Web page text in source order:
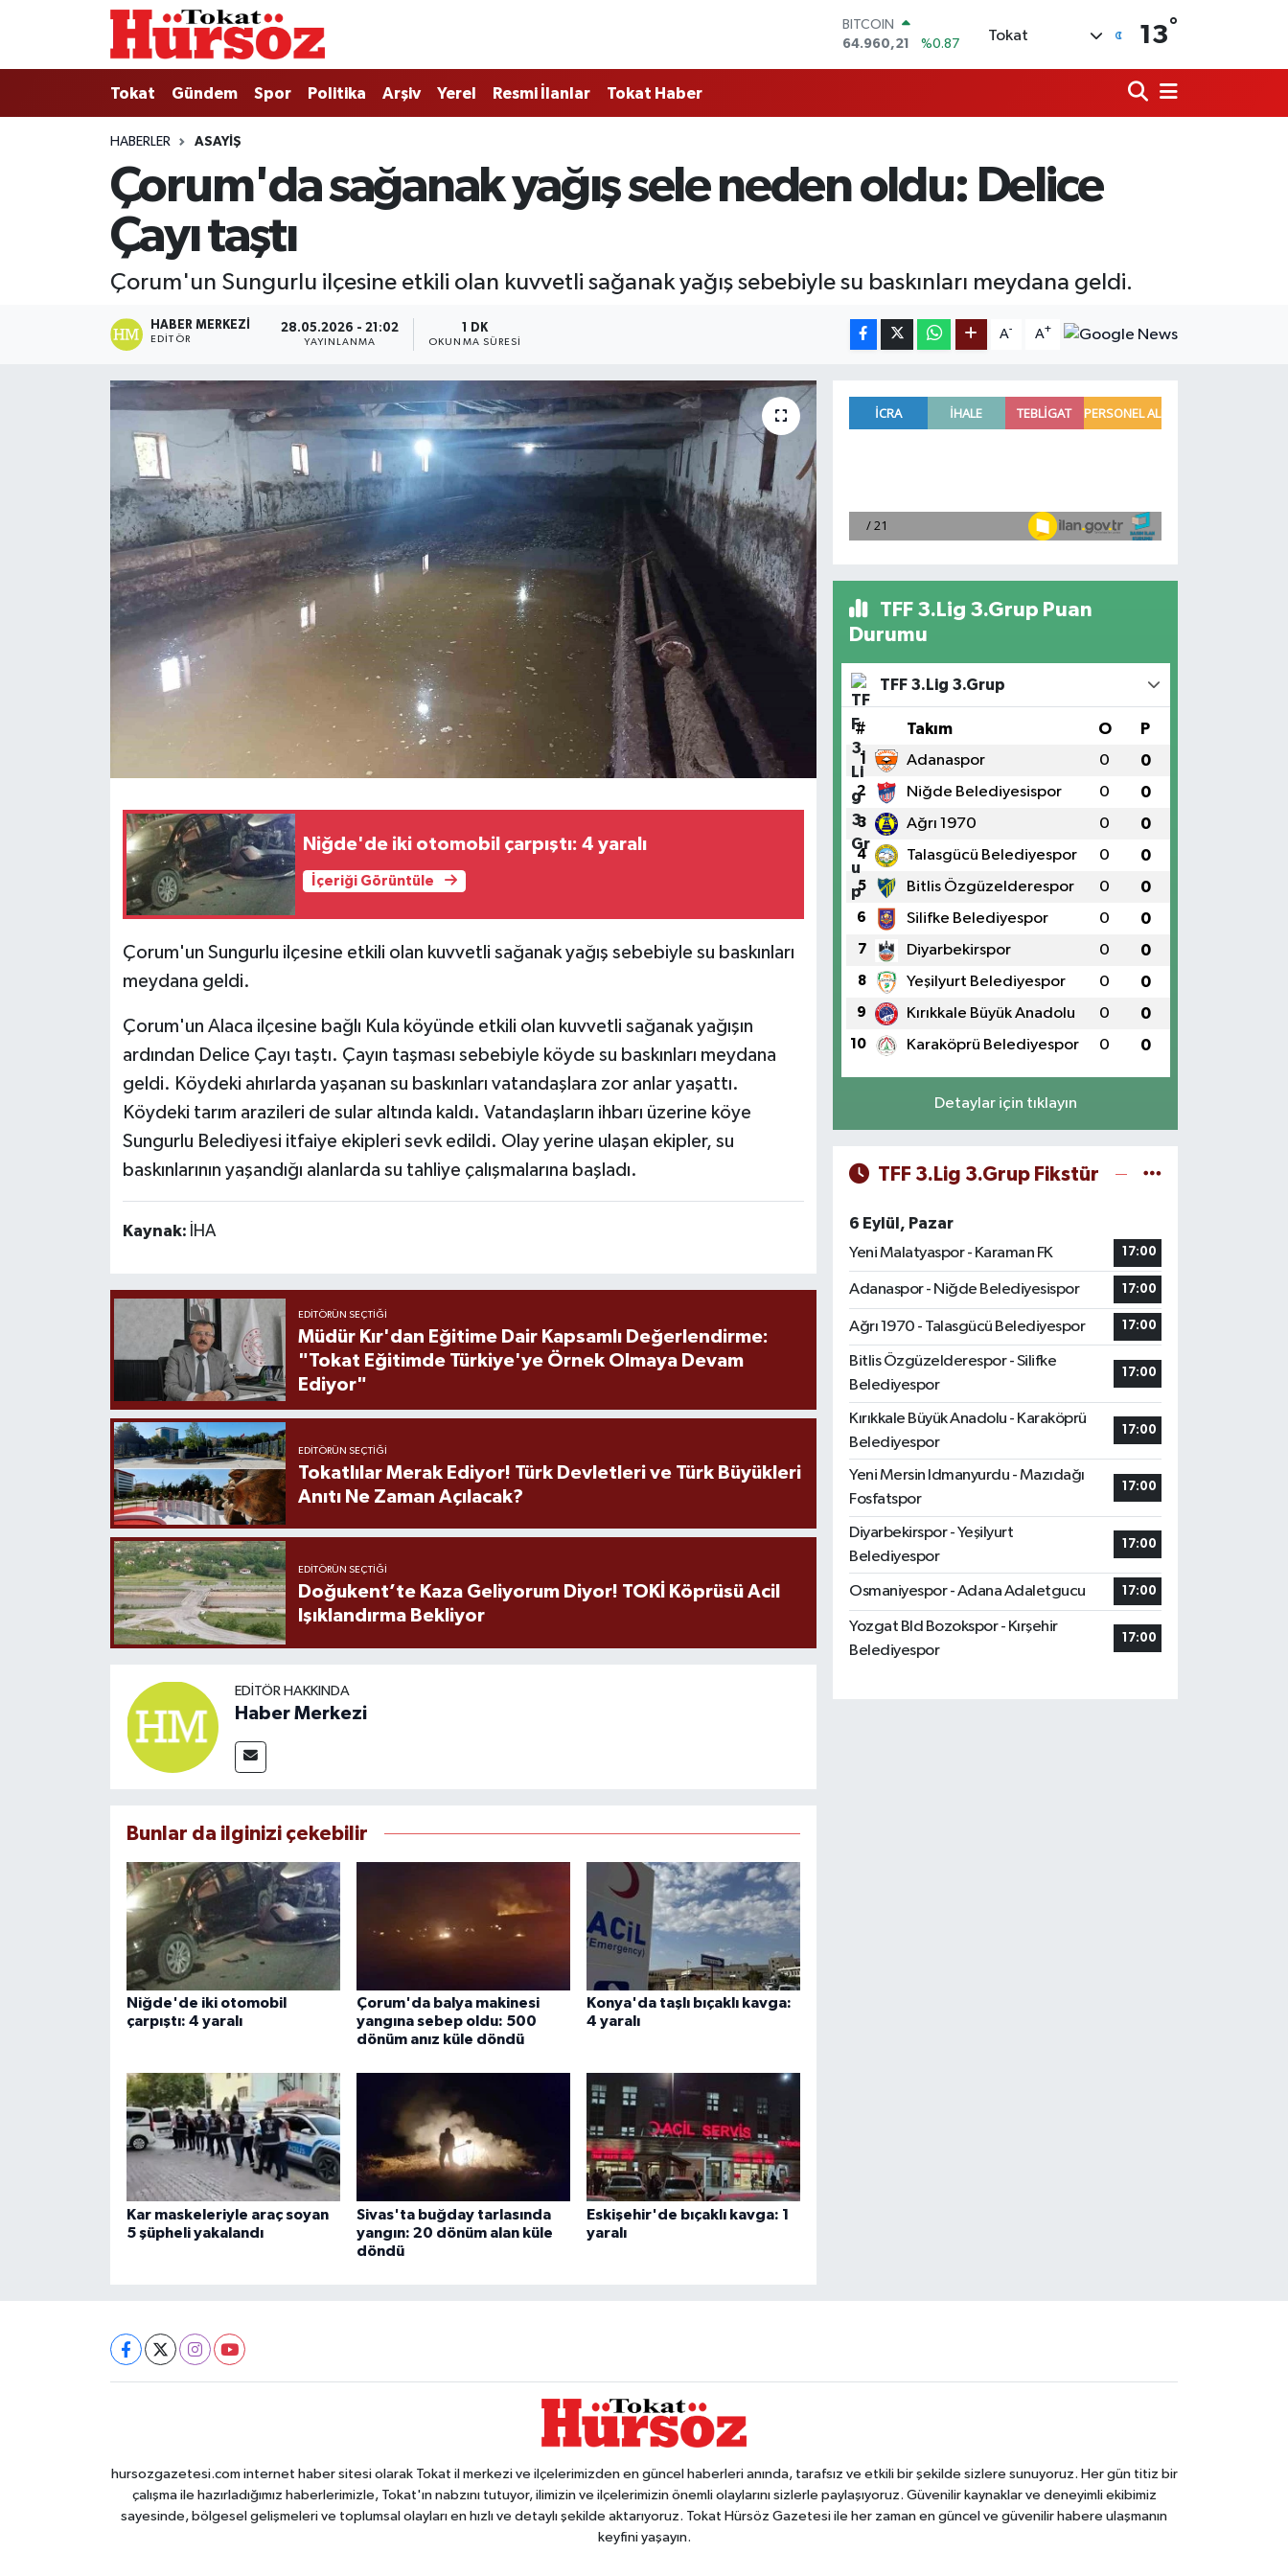
BITCOIN
64.960,21
%0.87
55,2510
%0.32
GRAM ALTIN
6660.55
%0.03
Tokat 13°
Tokat Gündem Spor Politika Arşiv Yerel Resmi İlanlar Tokat Haber
HABERLER ASAYIŞ
Çorum'da sağanak yağış sele neden oldu: Delice
Çayı taştı
Çorum'un Sungurlu ilçesine etkili olan kuvvetli sağanak yağış sebebiyle su baskınları meydana geldi.
HABER MERKEZI
EDITÖR
28.05.2026 - 21:02
YAYINLANMA
1 DK
OKUNMA SÜRESI
A- A+
Niğde'de iki otomobil çarpıştı: 4 yaralı
İçeriği Görüntüle
Çorum'un Sungurlu ilçesine etkili olan kuvvetli sağanak yağış sebebiyle su baskınları
meydana geldi.
Çorum'un Alaca ilçesine bağlı Kula köyünde etkili olan kuvvetli sağanak yağışın
ardından Delice Çayı taştı. Çayın taşması sebebiyle köyde su baskınları meydana
geldi. Köydeki ahırlarda yaşanan su baskınları vatandaşlara zor anlar yaşattı.
Köydeki tarım arazileri de sular altında kaldı. Vatandaşların ihbarı üzerine köye
Sungurlu Belediyesi itfaiye ekipleri sevk edildi. Olay yerine ulaşan ekipler, su
baskınlarının yaşandığı alanlarda su tahliye çalışmalarına başladı.
Kaynak: İHA
EDITÖRÜN SEÇTIĞI
Müdür Kır'dan Eğitime Dair Kapsamlı Değerlendirme:
"Tokat Eğitimde Türkiye'ye Örnek Olmaya Devam
Ediyor"
EDITÖRÜN SEÇTIĞI
Tokatlılar Merak Ediyor! Türk Devletleri ve Türk Büyükleri
Anıtı Ne Zaman Açılacak?
EDITÖRÜN SEÇTIĞI
Doğukent’te Kaza Geliyorum Diyor! TOKİ Köprüsü Acil
Işıklandırma Bekliyor
EDITÖR HAKKINDA
Haber Merkezi
Bunlar da ilginizi çekebilir
Niğde'de iki otomobil
çarpıştı: 4 yaralı
Çorum'da balya makinesi
yangına sebep oldu: 500
dönüm anız küle döndü
Konya'da taşlı bıçaklı kavga:
4 yaralı
Kar maskeleriyle araç soyan
5 şüpheli yakalandı
Sivas'ta buğday tarlasında
yangın: 20 dönüm alan küle
döndü
Eskişehir'de bıçaklı kavga: 1
yaralı
TFF 3.Lig 3.Grup Puan
Durumu
TFF 3.Lig 3.Grup
# Takım O P
1 Adanaspor 0 0
2 Niğde Belediyesispor 0 0
3 Ağrı 1970 0 0
4 Talasgücü Belediyespor 0 0
5 Bitlis Özgüzelderespor 0 0
6 Silifke Belediyespor 0 0
7 Diyarbekirspor 0 0
8 Yeşilyurt Belediyespor 0 0
9 Kırıkkale Büyük Anadolu 0 0
10 Karaköprü Belediyespor 0 0
Detaylar için tıklayın
TFF 3.Lig 3.Grup Fikstür
6 Eylül, Pazar
Yeni Malatyaspor - Karaman FK
17:00
Adanaspor - Niğde Belediyesispor 17:00
Ağrı 1970 - Talasgücü Belediyespor 17:00
Bitlis Özgüzelderespor - Silifke
Belediyespor
17:00
Kırıkkale Büyük Anadolu - Karaköprü
Belediyespor
17:00
Yeni Mersin Idmanyurdu - Mazıdağı
Fosfatspor
17:00
Diyarbekirspor - Yeşilyurt
Belediyespor
17:00
Osmaniyespor - Adana Adaletgucu 17:00
Yozgat Bld Bozokspor - Kırşehir
Belediyespor
17:00
hursozgazetesi.com internet haber sitesi olarak Tokat il merkezi ve ilçelerimizden en güncel haberleri anında, tarafsız ve etkili bir şekilde sizlere sunuyoruz. Her gün titiz bir
çalışma ile hazırladığımız haberlerimizle, Tokat'ın nabzını tutuyor, ilimizin ve ilçelerimizin önemli olaylarını sizlerle paylaşıyoruz. Güvenilir kaynaklar ve deneyimli ekibimiz
sayesinde, bölgesel gelişmeleri ve toplumsal olayları en hızlı ve detaylı şekilde aktarıyoruz. Tokat Hürsöz Gazetesi ile her zaman en güncel ve güvenilir habere ulaşmanın
keyfini yaşayın.
Tokat
Türkiye Gündemi
Gündem
Tokat Haber
Nöbetçi Eczaneler
Hava Durumu
Tokat Namaz Vakitleri
Trafik Durumu
Tüm Manşetler
Haber Arşivi